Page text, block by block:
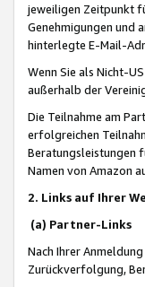
jeweiligen Zeitpunkt
Genehmigungen und
hinterlegte E-Mail-
Wenn Sie als Nicht-
außerhalb der
Die Teilnahme am
erfolgreichen
Beratungsleistungen
Namen von Amazon
2. Links auf Ihrer
(a) Partner-Links
Nach Ihrer
Zurückverfolgung,